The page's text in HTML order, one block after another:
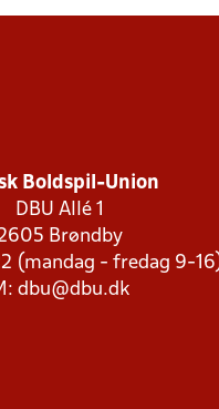
Boldspil-Union
DBU Allé 1
Brøndby
(mandag - fredag 9-
dbu@dbu.dk